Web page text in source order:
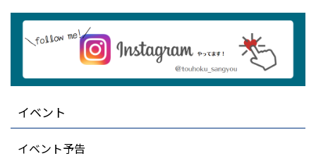
イベント
イベント予告